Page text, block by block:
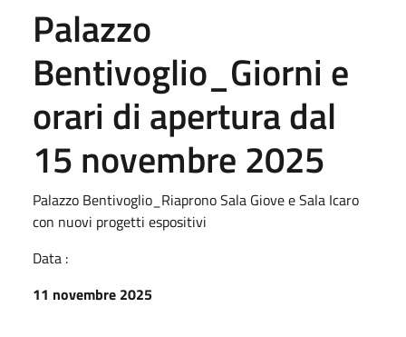
Palazzo
Bentivoglio_Giorni e
orari di apertura dal
15 novembre 2025
Palazzo Bentivoglio_Riaprono Sala Giove e Sala Icaro
con nuovi progetti espositivi
Data :
11 novembre 2025